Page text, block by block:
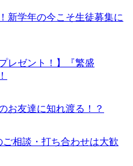
新学年の今こそ生徒募集に
レゼント！】『繁盛
お友達に知れ渡る！？
相談・打ち合わせは大歓